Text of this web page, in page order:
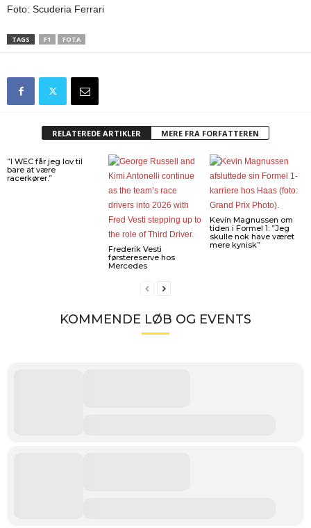
Foto: Scuderia Ferrari
TAGS F1 FOTA
RELATEREDE ARTIKLER MERE FRA FORFATTEREN
”I WEC får jeg lov til
bare at være
racerkører.”
Frederik Vesti
førstereserve hos
Mercedes
Kevin Magnussen om
tiden i Formel 1: ”Jeg
skulle nok have været
mere kynisk”
KOMMENDE LØB OG EVENTS